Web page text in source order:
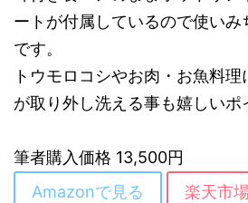
ートが付属しているので使い
です。
トウモロコシやお肉・お魚料
が取り外し洗える事も嬉しいポ
筆者購入価格 13,500円
Amazonで見る
楽天市